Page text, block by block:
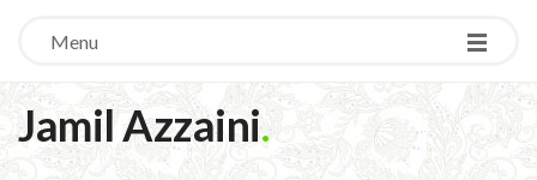
Menu
Jamil Azzaini.